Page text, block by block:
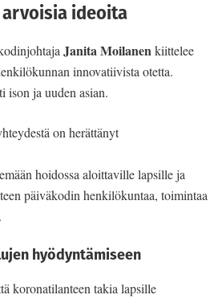
ideoita
Janita Moilanen kiittelee
innovatiivista otetta.
ison ja uuden asian.
on herättänyt
hoidossa aloittaville lapsille ja
päiväkodin henkilökuntaa, toimintaa
hyödyntämiseen
koronatilanteen takia lapsille